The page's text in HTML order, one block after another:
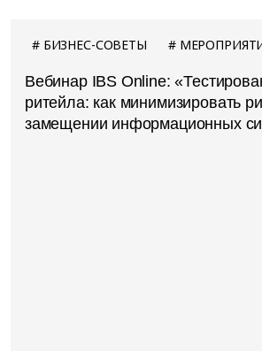
БИЗНЕС-СОВЕТЫ
Вебинар IBS Online:
ритейла: как минимизировать
замещении информационных